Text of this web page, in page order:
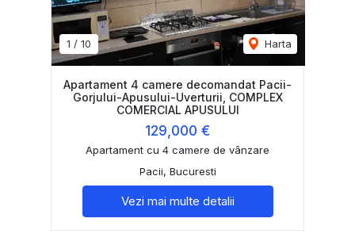
1 / 10 Harta
Apartament 4 camere decomandat Pacii-
Gorjului-Apusului-Uverturii, COMPLEX
COMERCIAL APUSULUI
129,000 €
Apartament cu 4 camere de vânzare
Pacii, Bucuresti
Vezi mai multe detalii